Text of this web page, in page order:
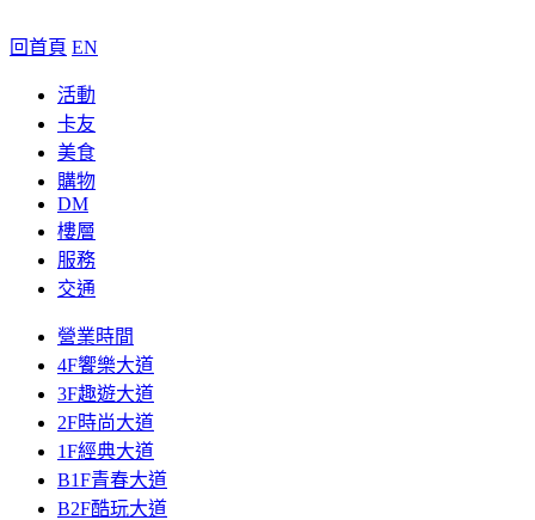
回首頁 EN
活動
卡友
美食
購物
DM
樓層
服務
交通
營業時間
4F饗樂大道
3F趣遊大道
2F時尚大道
1F經典大道
B1F青春大道
B2F酷玩大道